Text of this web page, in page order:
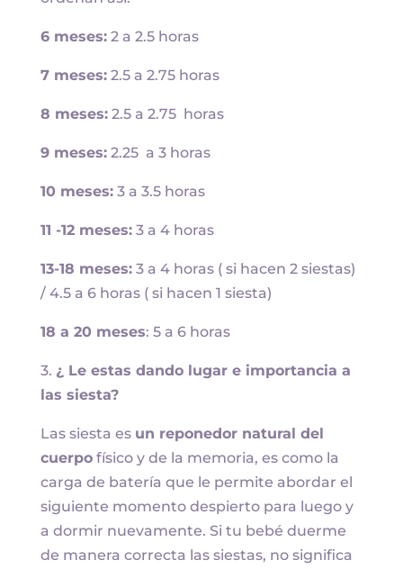
6 meses:2 a 2.5 horas
7 meses:2.5 a 2.75 horas
8 meses:2.5 a 2.75 horas
9 meses:2.25 a 3 horas
10 meses:3 a 3.5 horas
11 -12 meses:3 a 4 horas
13-18 meses:3 a 4 horas ( si hacen 2 siestas)
/ 4.5 a 6 horas ( si hacen 1 siesta)
18 a 20 meses: 5 a 6 horas
3. ¿ Le estas dando lugar e importancia a
las siesta?
Las siesta es un reponedor natural del
cuerpofísico y de la memoria, es como la
carga de batería que le permite abordar el
siguiente momento despierto para luego y
a dormir nuevamente. Si tu bebé duerme
de manera correcta las siestas, no significa